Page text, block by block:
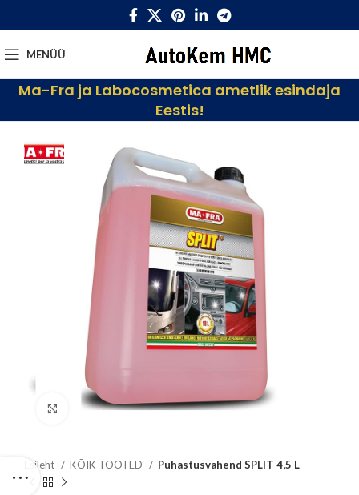
MENÜÜ
Ma-Fra ja Labocosmetica ametlik esindaja
Eestis!
Click to enlarge
Esileht KÕIK TOOTED Puhastusvahend SPLIT 4,5 L